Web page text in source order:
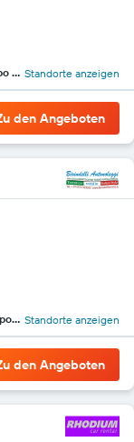
5 Standorte in Campo nell'Elba Marina Di Campo Flughafen Standorte anzeigen
den Angeboten
Ein Standort in Campo nell'Elba Marina Di Campo Flughafen Standorte anzeigen
den Angeboten